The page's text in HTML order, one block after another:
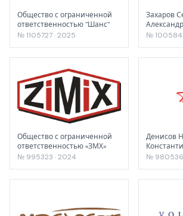
Общество с ограниченной
ответственностью "Шанс"
№ 1105727 · 2025
Захаров
№
Общество с ограниченной
ответственностью «ЗМХ»
№ 995323 · 2024
Денисов
№ 980536